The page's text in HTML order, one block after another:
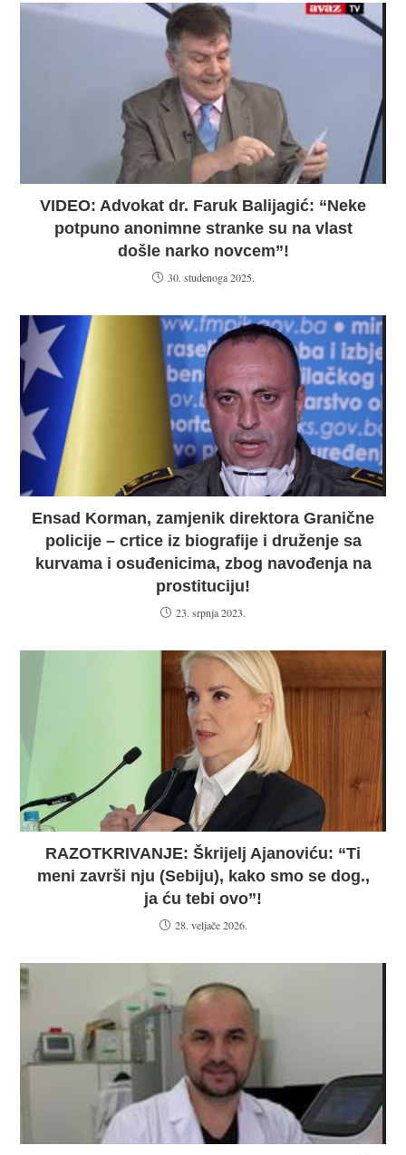
VIDEO: Advokat dr. Faruk Balijagić: “Neke
potpuno anonimne stranke su na vlast
došle narko novcem”!
30. studenoga 2025.
Ensad Korman, zamjenik direktora Granične
policije – crtice iz biografije i druženje sa
kurvama i osuđenicima, zbog navođenja na
prostituciju!
23. srpnja 2023.
RAZOTKRIVANJE: Škrijelj Ajanoviću: “Ti
meni završi nju (Sebiju), kako smo se dog.,
ja ću tebi ovo”!
28. veljače 2026.